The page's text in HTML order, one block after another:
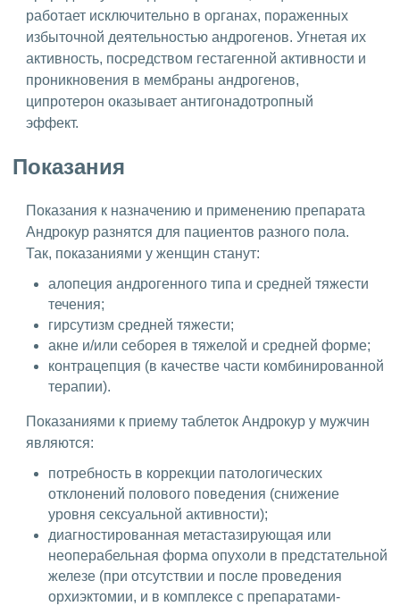
работает исключительно в органах, пораженных
избыточной деятельностью андрогенов. Угнетая их
активность, посредством гестагенной активности и
проникновения в мембраны андрогенов,
ципротерон оказывает антигонадотропный
эффект.
Показания
Показания к назначению и применению препарата
Андрокур разнятся для пациентов разного пола.
Так, показаниями у женщин станут:
алопеция андрогенного типа и средней тяжести
течения;
гирсутизм средней тяжести;
акне и/или себорея в тяжелой и средней форме;
контрацепция (в качестве части комбинированной
терапии).
Показаниями к приему таблеток Андрокур у мужчин
являются:
потребность в коррекции патологических
отклонений полового поведения (снижение
уровня сексуальной активности);
диагностированная метастазирующая или
неоперабельная форма опухоли в предстательной
железе (при отсутствии и после проведения
орхиэктомии, и в комплексе с препаратами-